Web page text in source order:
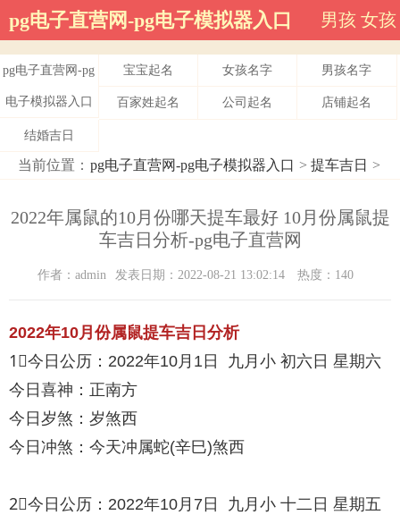
pg电子直营网-pg电子模拟器入口 男孩 女孩
pg电子直营网-pg
电子模拟器入口
宝宝起名 女孩名字 男孩名字
百家姓起名 公司起名 店铺起名
结婚吉日
当前位置： pg电子直营网-pg电子模拟器入口 > 提车吉日 >
2022年属鼠的10月份哪天提车最好 10月份属鼠提
车吉日分析-pg电子直营网
作者：admin 发表日期：2022-08-21 13:02:14 热度：140
2022年10月份属鼠提车吉日分析
1⃣️今日公历：2022年10月1日 九月小 初六日 星期六
今日喜神：正南方
今日岁煞：岁煞西
今日冲煞：今天冲属蛇(辛巳)煞西
2⃣️今日公历：2022年10月7日 九月小 十二日 星期五